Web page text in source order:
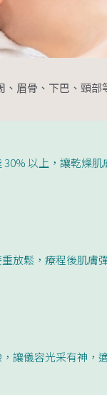
、眉骨、下巴、頸部
以上，讓乾燥肌
放鬆，療程後肌膚
讓儀容光采有神，